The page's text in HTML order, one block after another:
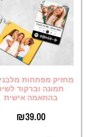
מחזיק מפתחות
תמונה וברקוד
בהתאמה אישית
₪39.00